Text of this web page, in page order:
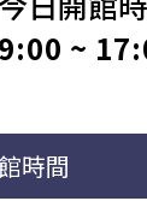
9:00 ~
時間